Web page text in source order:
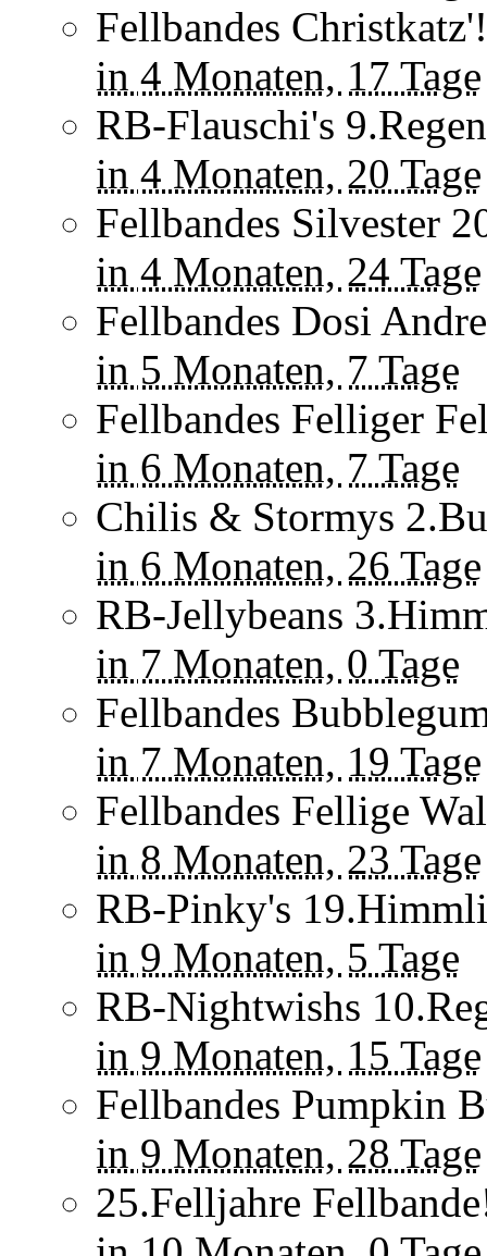
Fellbandes
in 4 Monaten, 17 Tage
RB-Flauschi's
in 4 Monaten, 20 Tage
Fellbandes Silvester
in 4 Monaten, 24 Tage
Fellbandes Dosi
in 5 Monaten, 7 Tage
Fellbandes Felliger
in 6 Monaten, 7 Tage
Chilis & Stormys
in 6 Monaten, 26 Tage
RB-Jellybeans
in 7 Monaten, 0 Tage
Fellbandes
in 7 Monaten, 19 Tage
Fellbandes Fellige
in 8 Monaten, 23 Tage
RB-Pinky's
in 9 Monaten, 5 Tage
RB-Nightwishs
in 9 Monaten, 15 Tage
Fellbandes Pumpkin
in 9 Monaten, 28 Tage
25.Felljahre